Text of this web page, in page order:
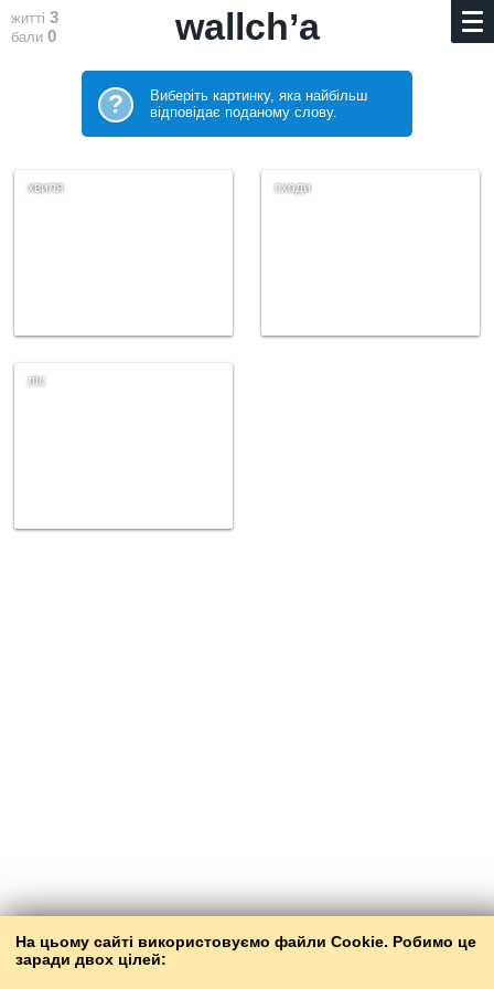
На цьому сайті використовуємо файли Cookie. Робимо це
заради двох цілей:
житті 3
бали 0 wallch’a
?
Виберіть картинку, яка найбільш
відповідає поданому слову.
хвиля сходи
ліс